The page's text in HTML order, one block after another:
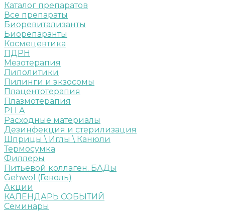
Каталог препаратов
Все препараты
Биоревитализанты
Биорепаранты
Космецевтика
ПДРН
Мезотерапия
Липолитики
Пилинги и экзосомы
Плацентотерапия
Плазмотерапия
PLLA
Расходные материалы
Дезинфекция и стерилизация
Шприцы \ Иглы \ Канюли
Термосумка
Филлеры
Питьевой коллаген. БАДы
Gehwol (Геволь)
Акции
КАЛЕНДАРЬ СОБЫТИЙ
Семинары